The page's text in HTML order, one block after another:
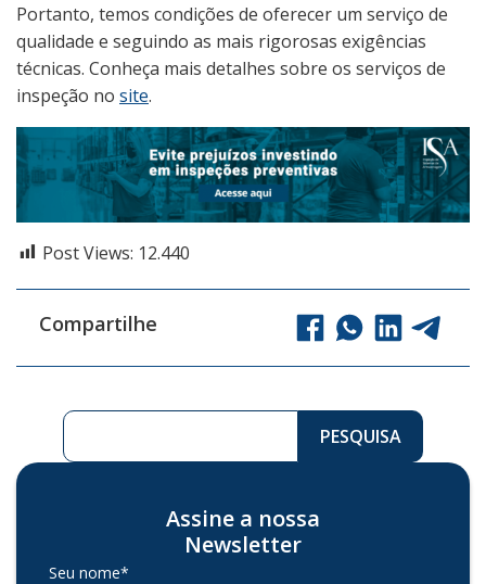
Portanto, temos condições de oferecer um serviço de
qualidade e seguindo as mais rigorosas exigências
técnicas. Conheça mais detalhes sobre os serviços de
inspeção no site.
Post Views: 12.440
Compartilhe
Pesquisar ...
PESQUISA
Assine a nossa
Newsletter
Seu nome*